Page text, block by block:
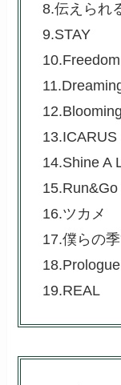
8.伝えられ
9.STAY
10.Freedom
13.ICARUS
14.Shine A
15.Run&Go
16.ツカメ
17.僕らの季
18.Prologue
19.REAL